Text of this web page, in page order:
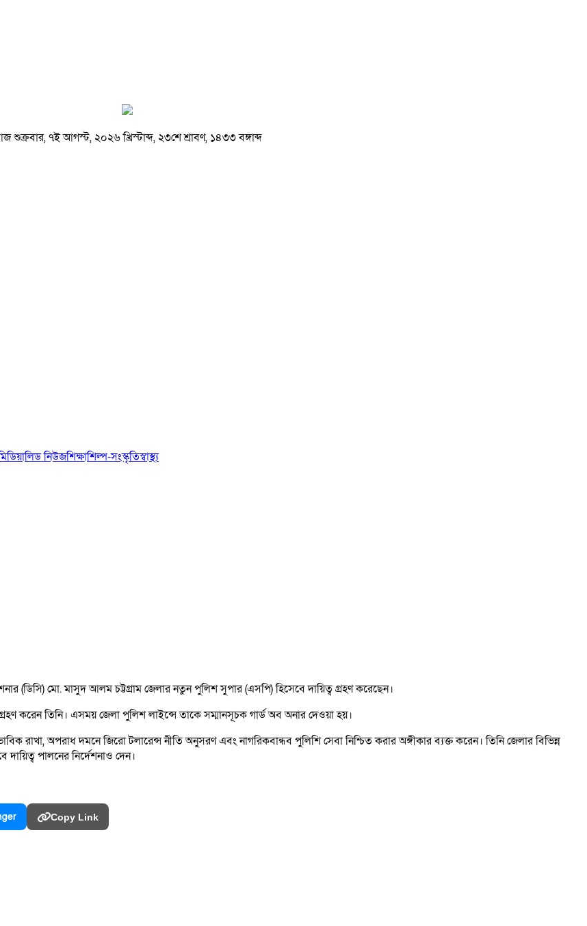
শুক্রবার, ৭ই আগস্ট, ২০২৬ খ্রিস্টাব্দ, ২৩শে শ্রাবণ, ১৪৩৩ বঙ্গাব্দ
লিড নিউজশিক্ষাশিল্প-সংস্কৃতিস্বাস্থ্য
(ডিসি) মো. মাসুদ আলম চট্টগ্রাম জেলার নতুন পুলিশ সুপার (এসপি) হিসেবে দায়িত্ব গ্রহণ করেছেন।
গ্রহণ করেন তিনি। এসময় জেলা পুলিশ লাইন্সে তাকে সম্মানসূচক গার্ড অব অনার দেওয়া হয়।
রাখা, অপরাধ দমনে জিরো টলারেন্স নীতি অনুসরণ এবং নাগরিকবান্ধব পুলিশি সেবা নিশ্চিত করার অঙ্গীকার ব্যক্ত করেন। তিনি জেলার বিভিন্ন
দায়িত্ব পালনের নির্দেশনাও দেন।
Copy Link